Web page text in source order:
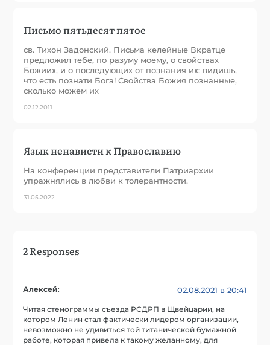
Письмо пятьдесят пятое
св. Тихон Задонский. Письма келейные Вкратце
предложил тебе, по разуму моему, о свойствах
Божиих, и о последующих от познания их: видишь,
что есть познати Бога! Свойства Божия познанные,
сколько можем их
02.12.2011
Язык ненависти к Православию
На конференции представители Патриархии
упражнялись в любви к толерантности.
31.05.2022
2 Responses
Алексей: 02.08.2021 в 20:41
Читая стенограммы съезда РСДРП в Щвейцарии, на
котором Ленин стал фактически лидером организации,
невозможно не удивиться той титанической бумажной
работе, которая привела к такому желанному, для